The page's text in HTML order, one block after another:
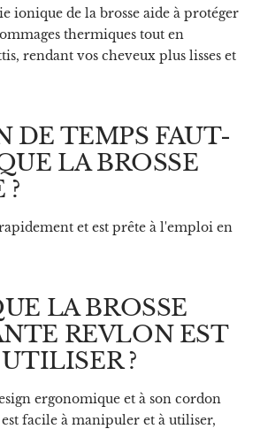
ionique de la brosse aide à protéger
thermiques tout en
rendant vos cheveux plus lisses et
DE TEMPS FAUT-
LA BROSSE
?
et est prête à l'emploi en
LA BROSSE
REVLON EST
?
ergonomique et à son cordon
facile à manipuler et à utiliser,